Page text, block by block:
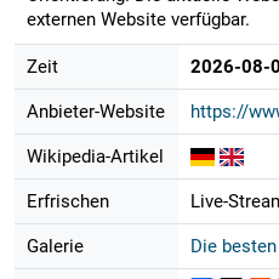
externen Website verfügbar.
Zeit 2026-08-
Anbieter-Website
Wikipedia-Artikel
Erfrischen Live-
Galerie Die